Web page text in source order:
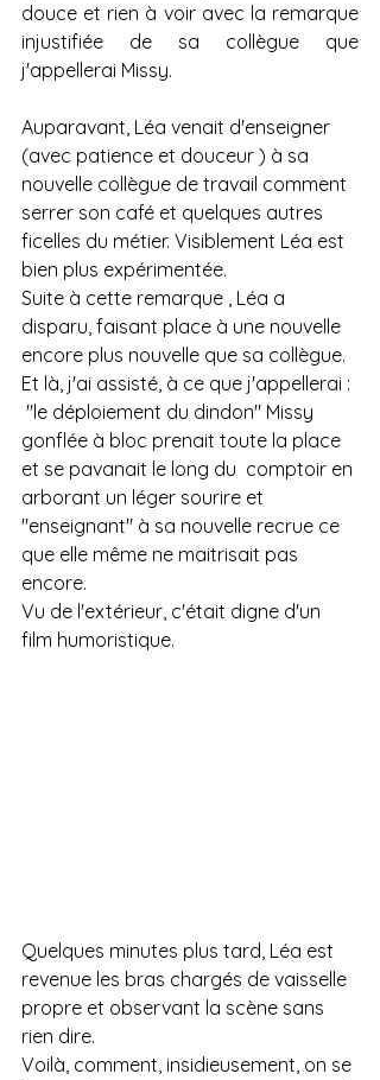
douce et rien à voir avec la remarque
injustifiée de sa collègue que
j'appellerai Missy.
Auparavant, Léa venait d'enseigner
(avec patience et douceur ) à sa
nouvelle collègue de travail comment
serrer son café et quelques autres
ficelles du métier. Visiblement Léa est
bien plus expérimentée.
Suite à cette remarque , Léa a
disparu, faisant place à une nouvelle
encore plus nouvelle que sa collègue.
Et là, j'ai assisté, à ce que j'appellerai :
"le déploiement du dindon" Missy
gonflée à bloc prenait toute la place
et se pavanait le long du  comptoir en
arborant un léger sourire et
"enseignant" à sa nouvelle recrue ce
que elle même ne maitrisait pas
encore.
Vu de l'extérieur, c'était digne d'un
film humoristique.
Quelques minutes plus tard, Léa est
revenue les bras chargés de vaisselle
propre et observant la scène sans
rien dire.
Voilà, comment, insidieusement, on se